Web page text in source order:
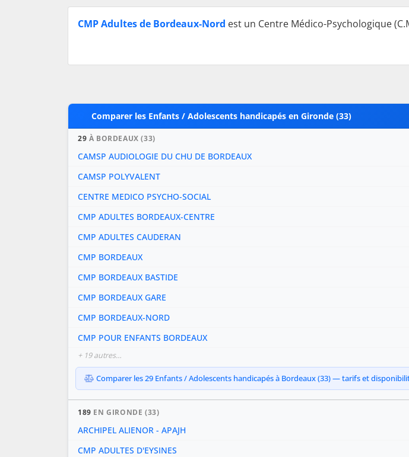
CMP Adultes de Bordeaux-Nord est un Centre Médico-Psychologique
Comparer les Enfants / Adolescents handicapés en Gironde (33)
29 À BORDEAUX (33)
CAMSP AUDIOLOGIE DU CHU DE BORDEAUX
CAMSP POLYVALENT
CENTRE MEDICO PSYCHO-SOCIAL
CMP ADULTES BORDEAUX-CENTRE
CMP ADULTES CAUDERAN
CMP BORDEAUX
CMP BORDEAUX BASTIDE
CMP BORDEAUX GARE
CMP BORDEAUX-NORD
CMP POUR ENFANTS BORDEAUX
+ 19 autres…
Comparer les 29 Enfants / Adolescents handicapés à Bordeaux (33) — tarifs et
189 EN GIRONDE (33)
ARCHIPEL ALIENOR - APAJH
CMP ADULTES D'EYSINES